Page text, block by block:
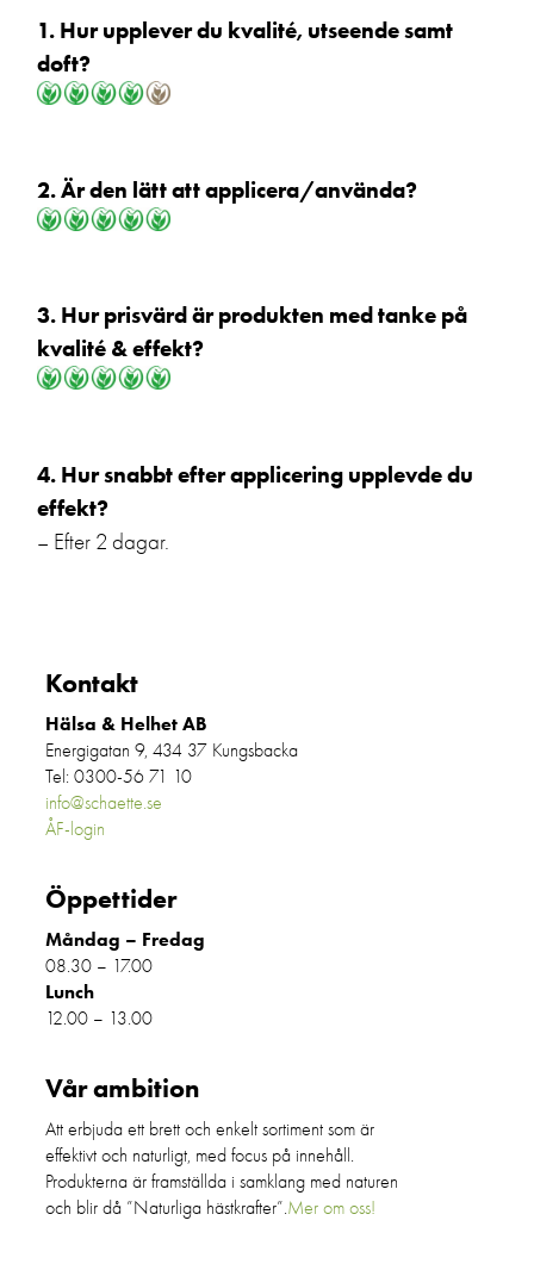
1. Hur upplever du kvalité, utseende samt
doft?
2. Är den lätt att applicera/använda?
3. Hur prisvärd är produkten med tanke på
kvalité & effekt?
4. Hur snabbt efter applicering upplevde du
effekt?
– Efter 2 dagar.
Kontakt
Hälsa & Helhet AB
Energigatan 9, 434 37 Kungsbacka
Tel: 0300-56 71 10
info@schaette.se
ÅF-login
Öppettider
Måndag – Fredag
08.30 – 17.00
Lunch
12.00 – 13.00
Vår ambition
Att erbjuda ett brett och enkelt sortiment som är
effektivt och naturligt, med focus på innehåll.
Produkterna är framställda i samklang med naturen
och blir då ”Naturliga hästkrafter”.Mer om oss!